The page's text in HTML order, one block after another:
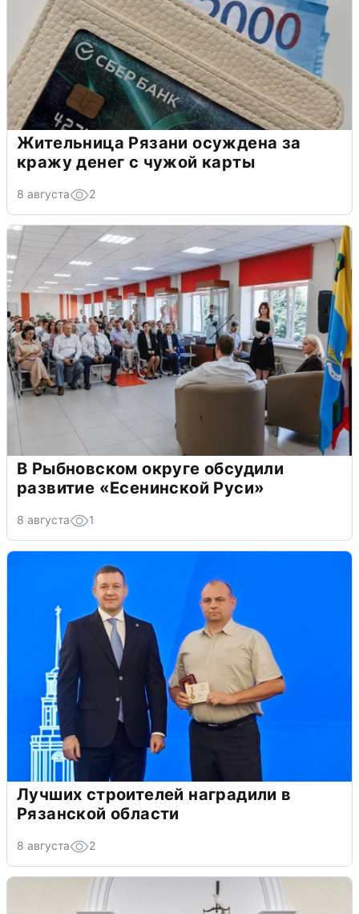
Жительница Рязани осуждена за
кражу денег с чужой карты
8 августа 2
В Рыбновском округе обсудили
развитие «Есенинской Руси»
8 августа 1
Лучших строителей наградили в
Рязанской области
8 августа 2